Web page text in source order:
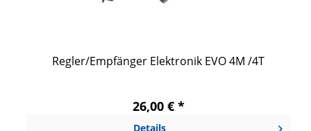
Regler/Empfänger Elektronik EVO 4M /4T
26,00 € *
Details